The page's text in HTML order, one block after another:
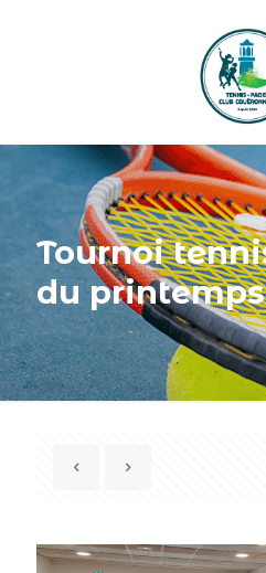
Tournoi
du printemps